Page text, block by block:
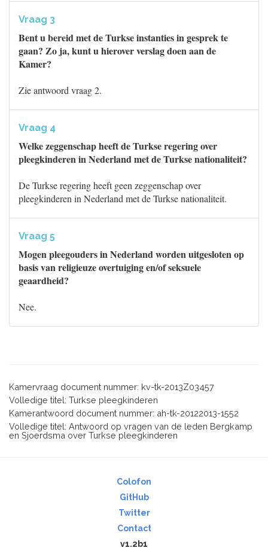
Vraag 3
Bent u bereid met de Turkse instanties in gesprek te
gaan? Zo ja, kunt u hierover verslag doen aan de
Kamer?
Zie antwoord vraag 2.
Vraag 4
Welke zeggenschap heeft de Turkse regering over
pleegkinderen in Nederland met de Turkse nationaliteit?
De Turkse regering heeft geen zeggenschap over
pleegkinderen in Nederland met de Turkse nationaliteit.
Vraag 5
Mogen pleegouders in Nederland worden uitgesloten op
basis van religieuze overtuiging en/of seksuele
geaardheid?
Nee.
Kamervraag document nummer: kv-tk-2013Z03457
Volledige titel: Turkse pleegkinderen
Kamerantwoord document nummer: ah-tk-20122013-1552
Volledige titel: Antwoord op vragen van de leden Bergkamp
en Sjoerdsma over Turkse pleegkinderen
Colofon
GitHub
Twitter
Contact
v1.2b1